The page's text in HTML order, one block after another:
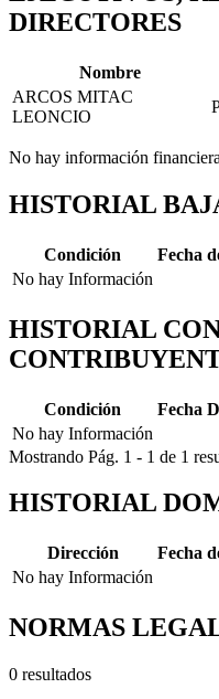
DIRECTORES
Nombre
ARCOS MITAC
LEONCIO
No hay información
HISTORIAL
Condición
Fecha
No hay Información
HISTORIAL
Condición Fecha
No hay Información
Mostrando Pág. 1 - 1 de 1
HISTORIAL
Dirección
Fecha
No hay Información
NORMAS
0 resultados